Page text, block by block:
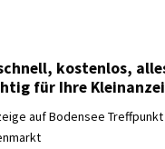
kostenlos,
für Ihre
auf Bodensee Treffpunkt